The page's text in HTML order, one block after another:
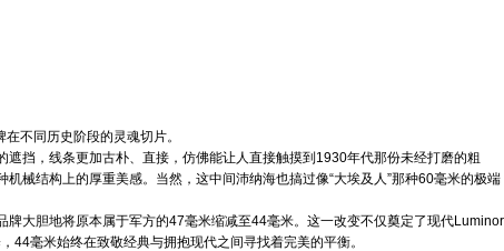
不同历史阶段的灵魂切片。
挡，线条更加古朴、直接，仿佛能让人直接触摸到1930年代那份未经打磨的粗
械结构上的厚重美感。当然，这中间沛纳海也搞过像“大埃及人”那种60毫米的极端
大胆地将原本属于军方的47毫米缩减至44毫米。这一改变不仅奠定了现代Luminor
毫米始终在致敬经典与拥抱现代之间寻找着完美的平衡。